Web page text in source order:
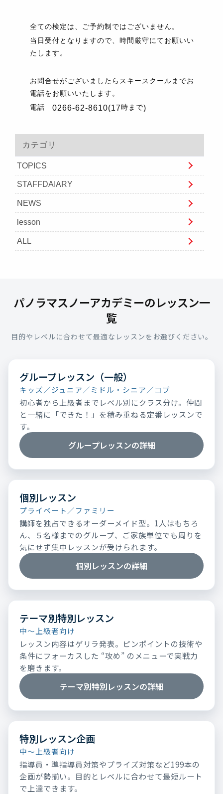
全ての検定は、ご予約制ではございません。
当日受付となりますので、時間厳守にてお願いい
たします。
お問合せがございましたらスキースクールまでお
電話をお願いいたします。
電話0266-62-8610(17時まで)
カテゴリ
TOPICS
STAFFDAIARY
NEWS
lesson
ALL
パノラマスノーアカデミーのレッスン一
覧
目的やレベルに合わせて最適なレッスンをお選びください。
グループレッスン（一般）
キッズ／ジュニア／ミドル・シニア／コブ
初心者から上級者までレベル別にクラス分け。仲間
と一緒に「できた！」を積み重ねる定番レッスンで
す。
グループレッスンの詳細
個別レッスン
プライベート／ファミリー
講師を独占できるオーダーメイド型。1人はもちろ
ん、５名様までのグループ、ご家族単位でも周りを
気にせず集中レッスンが受けられます。
個別レッスンの詳細
テーマ別特別レッスン
中～上級者向け
レッスン内容はゲリラ発表。ピンポイントの技術や
条件にフォーカスした “攻め” のメニューで実戦力
を磨きます。
テーマ別特別レッスンの詳細
特別レッスン企画
中～上級者向け
指導員・準指導員対策やプライズ対策など199本の
企画が勢揃い。目的とレベルに合わせて最短ルート
で上達できます。